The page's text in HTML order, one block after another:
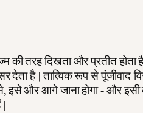
की तरह दिखता और प्रतीत होता
है | तात्विक रूप से पूंजीवाद-
इसे और आगे जाना होगा - और
|